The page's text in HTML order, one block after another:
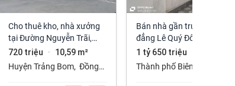
Cho thuê kho, nhà xưởng
tại Đường Nguyễn Trãi,
Trảng Bom, Trảng Bom,
Đồng Nai giá 720 Triệu
720 triệu · 10,59 m²
Huyện Trảng Bom, Đồng
Bán nhà gần trường cao
đẳng Lê Quý Đôn phường
Long Hưng Đồng Nai
1 tỷ 650 triệu
Thành phố Biên Hòa